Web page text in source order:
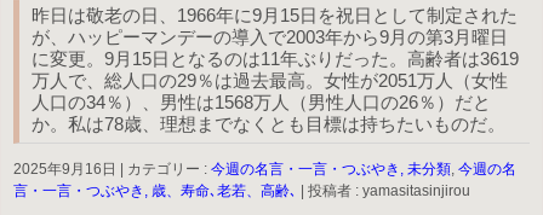
昨日は敬老の日、1966年に9月15日を祝日として制定された
が、ハッピーマンデーの導入で2003年から9月の第3月曜日
に変更。9月15日となるのは11年ぶりだった。高齢者は3619
万人で、総人口の29％は過去最高。女性が2051万人（女性
人口の34％）、男性は1568万人（男性人口の26％）だと
か。私は78歳、理想までなくとも目標は持ちたいものだ。
2025年9月16日 カテゴリー : 今週の名言・一言・つぶやき, 未分類, 今週の名
言・一言・つぶやき, 歳、寿命､老若、高齢､
投稿者 : yamasitasinjirou